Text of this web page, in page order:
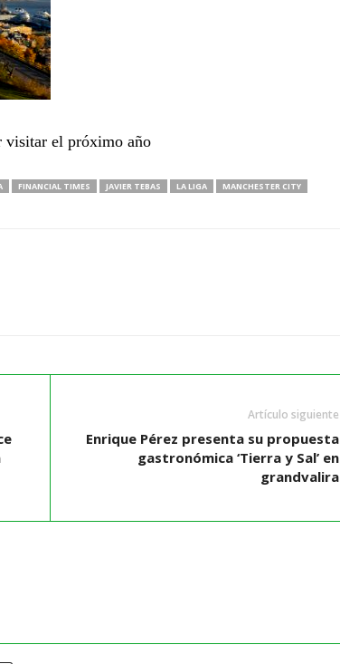
visitar el próximo año
FINANCIAL TIMES JAVIER TEBAS LA LIGA
MANCHESTER CITY
Artículo siguiente
Enrique Pérez presenta su propuesta
gastronómica ‘Tierra y Sal’ en
grandvalira